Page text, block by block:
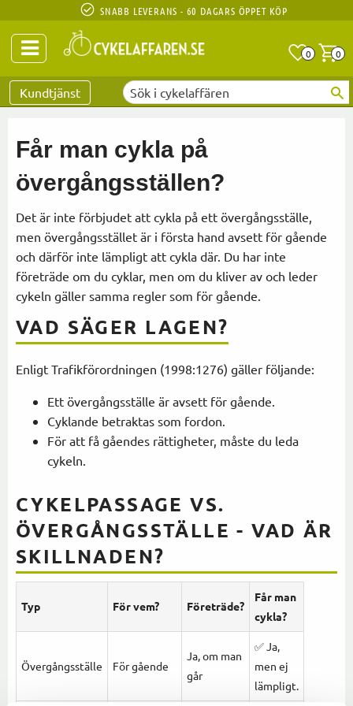
SNABB LEVERANS - 60 DAGARS ÖPPET KÖP
0 0
Kundtjänst
Får man cykla på
övergångsställen?
Det är inte förbjudet att cykla på ett övergångsställe,
men övergångsstället är i första hand avsett för gående
och därför inte lämpligt att cykla där. Du har inte
företräde om du cyklar, men om du kliver av och leder
cykeln gäller samma regler som för gående.
VAD SÄGER LAGEN?
Enligt Trafikförordningen (1998:1276) gäller följande:
Ett övergångsställe är avsett för gående.
Cyklande betraktas som fordon.
För att få gåendes rättigheter, måste du leda
cykeln.
CYKELPASSAGE VS.
ÖVERGÅNGSSTÄLLE - VAD ÄR
SKILLNADEN?
Typ För vem? Företräde?
Får man
cykla?
Övergångsställe För gående
Ja, om man
går
✅ Ja,
men ej
lämpligt.